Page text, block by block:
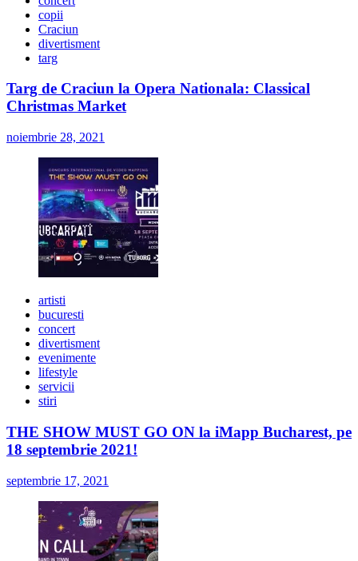
copii
Craciun
divertisment
targ
Targ de Craciun la Opera Nationala: Classical
Christmas Market
noiembrie 28, 2021
artisti
bucuresti
concert
divertisment
evenimente
lifestyle
servicii
stiri
THE SHOW MUST GO ON la iMapp Bucharest, pe
18 septembrie 2021!
septembrie 17, 2021